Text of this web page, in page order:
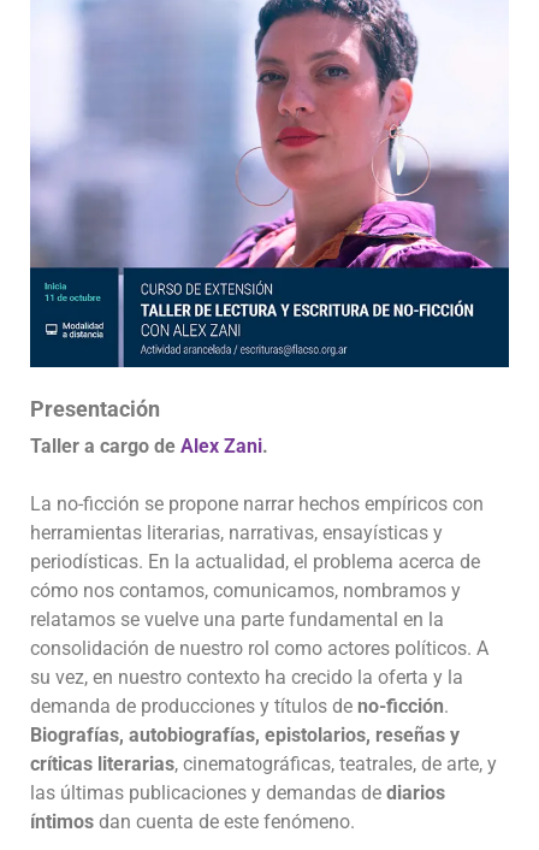
Presentación
Taller a cargo de Alex Zani.
La no-ficción se propone narrar hechos empíricos con
herramientas literarias, narrativas, ensayísticas y
periodísticas. En la actualidad, el problema acerca de
cómo nos contamos, comunicamos, nombramos y
relatamos se vuelve una parte fundamental en la
consolidación de nuestro rol como actores políticos. A
su vez, en nuestro contexto ha crecido la oferta y la
demanda de producciones y títulos de no-ficción.
Biografías, autobiografías, epistolarios, reseñas y
críticas literarias, cinematográficas, teatrales, de arte, y
las últimas publicaciones y demandas de diarios
íntimos dan cuenta de este fenómeno.